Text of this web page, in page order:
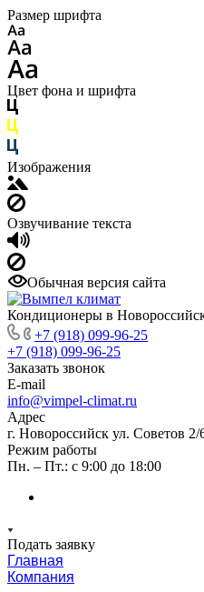
Размер шрифта
Цвет фона и шрифта
Изображения
Озвучивание текста
Обычная версия сайта
Кондиционеры в
+7 (918) 099-96-25
+7 (918) 099-96-25
Заказать звонок
E-mail
info@vimpel-climat.ru
Адрес
г. Новороссийск ул. Советов 2/
Режим работы
Пн. – Пт.: с 9:00 до 18:00
Подать заявку
Главная
Компания